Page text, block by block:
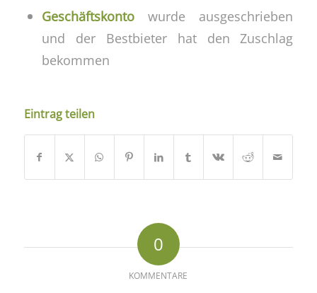
Geschäftskontowurde ausgeschrieben
und der Bestbieter hat den Zuschlag
bekommen
Eintrag teilen
0
KOMMENTARE